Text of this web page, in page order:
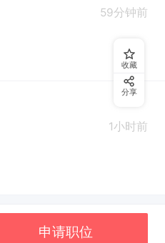
59分钟前
1小时前
收藏
分享
申请职位